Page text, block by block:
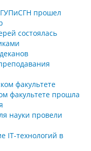
прошел
состоялась
факультете
факультете прошла
науки провели
IT-технологий в